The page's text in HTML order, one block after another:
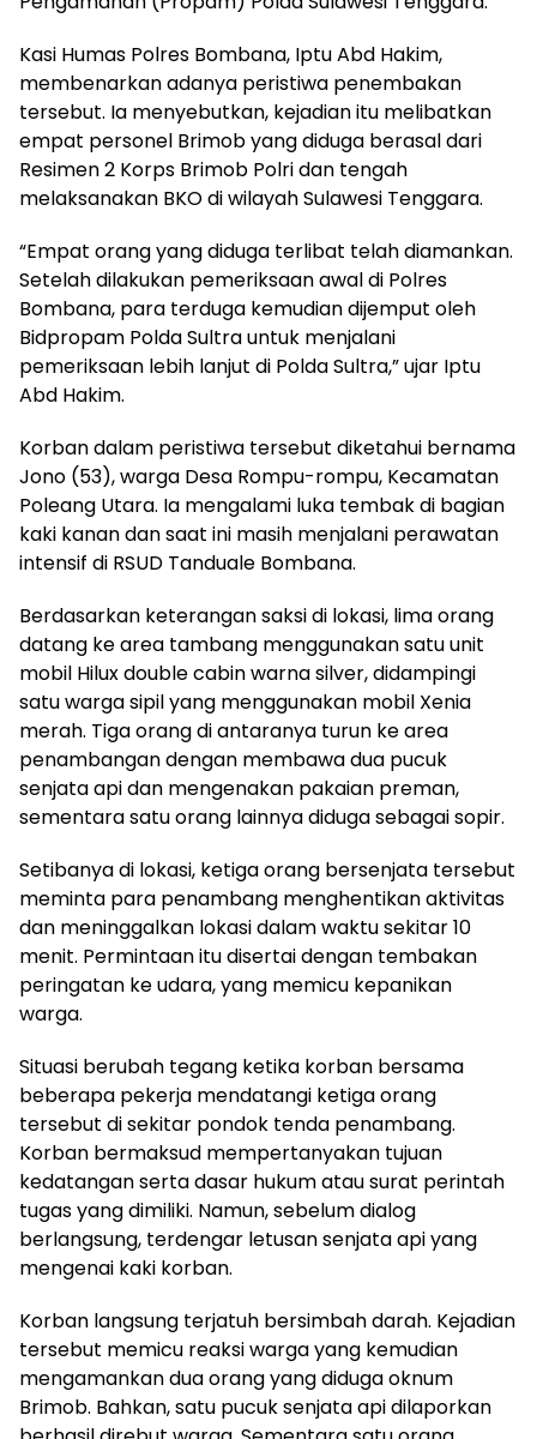
Kasi Humas Polres Bombana, Iptu Abd Hakim,
membenarkan adanya peristiwa penembakan
tersebut. Ia menyebutkan, kejadian itu melibatkan
empat personel Brimob yang diduga berasal dari
Resimen 2 Korps Brimob Polri dan tengah
melaksanakan BKO di wilayah Sulawesi Tenggara.
“Empat orang yang diduga terlibat telah diamankan.
Setelah dilakukan pemeriksaan awal di Polres
Bombana, para terduga kemudian dijemput oleh
Bidpropam Polda Sultra untuk menjalani
pemeriksaan lebih lanjut di Polda Sultra,” ujar Iptu
Abd Hakim.
Korban dalam peristiwa tersebut diketahui bernama
Jono (53), warga Desa Rompu-rompu, Kecamatan
Poleang Utara. Ia mengalami luka tembak di bagian
kaki kanan dan saat ini masih menjalani perawatan
intensif di RSUD Tanduale Bombana.
Berdasarkan keterangan saksi di lokasi, lima orang
datang ke area tambang menggunakan satu unit
mobil Hilux double cabin warna silver, didampingi
satu warga sipil yang menggunakan mobil Xenia
merah. Tiga orang di antaranya turun ke area
penambangan dengan membawa dua pucuk
senjata api dan mengenakan pakaian preman,
sementara satu orang lainnya diduga sebagai sopir.
Setibanya di lokasi, ketiga orang bersenjata tersebut
meminta para penambang menghentikan aktivitas
dan meninggalkan lokasi dalam waktu sekitar 10
menit. Permintaan itu disertai dengan tembakan
peringatan ke udara, yang memicu kepanikan
warga.
Situasi berubah tegang ketika korban bersama
beberapa pekerja mendatangi ketiga orang
tersebut di sekitar pondok tenda penambang.
Korban bermaksud mempertanyakan tujuan
kedatangan serta dasar hukum atau surat perintah
tugas yang dimiliki. Namun, sebelum dialog
berlangsung, terdengar letusan senjata api yang
mengenai kaki korban.
Korban langsung terjatuh bersimbah darah. Kejadian
tersebut memicu reaksi warga yang kemudian
mengamankan dua orang yang diduga oknum
Brimob. Bahkan, satu pucuk senjata api dilaporkan